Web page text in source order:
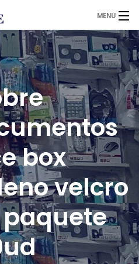
MENU
box
velcro